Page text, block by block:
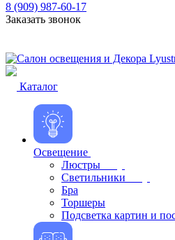
8 (909) 987-60-17
Заказать звонок
Каталог
Освещение
Люстры
Светильники
Бра
Торшеры
Подсветка картин и